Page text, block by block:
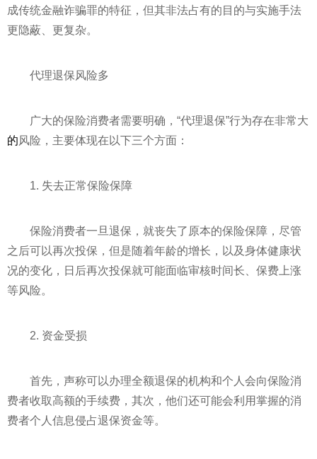
成传统金融诈骗罪的特征，但其非法占有的目的与实施手法
更隐蔽、更复杂。
代理退保风险多
广大的保险消费者需要明确，“代理退保”行为存在非常大
的风险，主要体现在以下三个方面：
1. 失去正常保险保障
保险消费者一旦退保，就丧失了原本的保险保障，尽管
之后可以再次投保，但是随着年龄的增长，以及身体健康状
况的变化，日后再次投保就可能面临审核时间长、保费上涨
等风险。
2. 资金受损
首先，声称可以办理全额退保的机构和个人会向保险消
费者收取高额的手续费，其次，他们还可能会利用掌握的消
费者个人信息侵占退保资金等。